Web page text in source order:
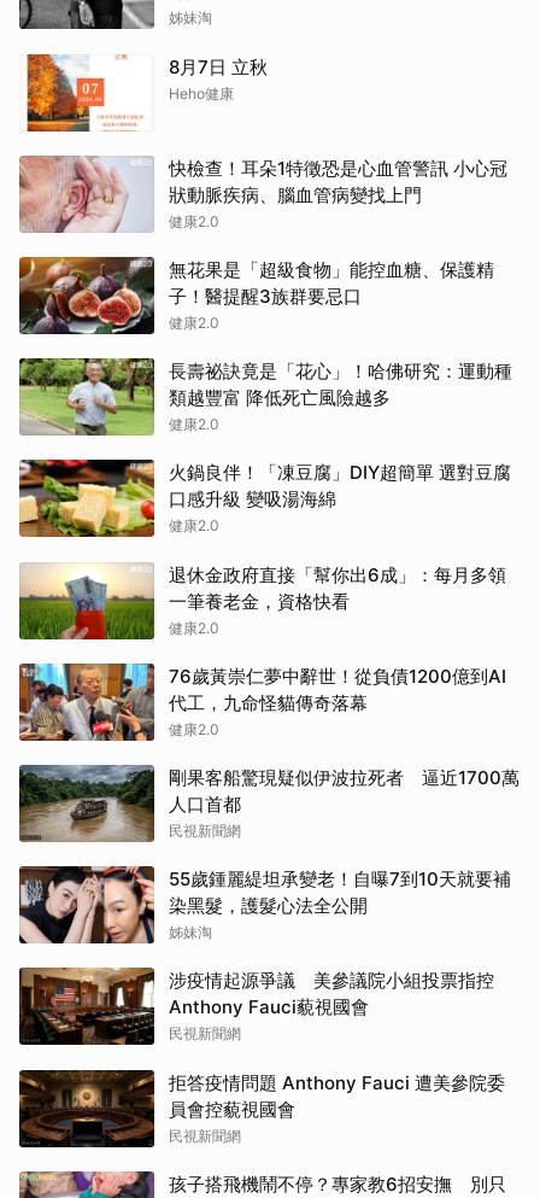
腦
姊妹淘
8月7日 立秋
Heho健康
快檢查！耳朵1特徵恐是心血管警訊 小心冠
狀動脈疾病、腦血管病變找上門
健康2.0
無花果是「超級食物」能控血糖、保護精
子！醫提醒3族群要忌口
健康2.0
長壽祕訣竟是「花心」！哈佛研究：運動種
類越豐富 降低死亡風險越多
健康2.0
火鍋良伴！「凍豆腐」DIY超簡單 選對豆腐
口感升級 變吸湯海綿
健康2.0
退休金政府直接「幫你出6成」：每月多領
一筆養老金，資格快看
健康2.0
76歲黃崇仁夢中辭世！從負債1200億到AI
代工，九命怪貓傳奇落幕
健康2.0
剛果客船驚現疑似伊波拉死者 逼近1700萬
人口首都
民視新聞網
55歲鍾麗緹坦承變老！自曝7到10天就要補
染黑髮，護髮心法全公開
姊妹淘
涉疫情起源爭議 美參議院小組投票指控
Anthony Fauci藐視國會
民視新聞網
拒答疫情問題 Anthony Fauci 遭美參院委
員會控藐視國會
民視新聞網
孩子搭飛機鬧不停？專家教6招安撫 別只